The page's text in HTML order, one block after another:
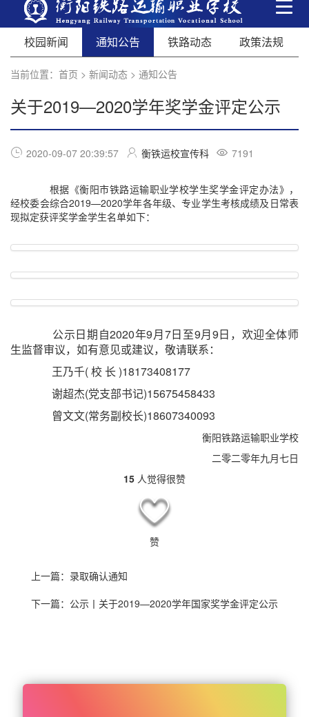
当前位置： 首页 > 新闻动态 > 通知公告
关于2019—2020学年奖学金评定公示
2020-09-07 20:39:57 衡铁运校宣传科 7191
根据《衡阳市铁路运输职业学校学生奖学金评定办法》，
经校委会综合2019—2020学年各年级、专业学生考核成绩及日常表
现拟定获评奖学金学生名单如下：
公示日期自2020年9月7日至9月9日，欢迎全体师
生监督审议，如有意见或建议，敬请联系：
王乃千( 校 长 )18173408177
谢超杰(党支部书记)15675458433
曾文文(常务副校长)18607340093
衡阳铁路运输职业学校
二零二零年九月七日
15 人觉得很赞
赞
上一篇： 录取确认通知
下一篇： 公示丨关于2019—2020学年国家奖学金评定公示
校园新闻 通知公告 铁路动态 政策法规